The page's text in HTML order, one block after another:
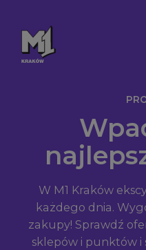
W M1 Kraków
każdego dnia.
zakupy! Sprawdź
sklepów i punktów i